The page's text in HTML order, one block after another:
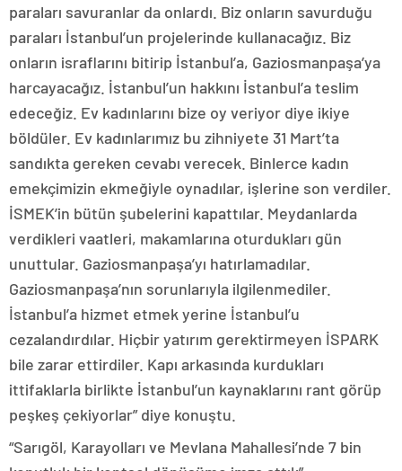
paraları savuranlar da onlardı. Biz onların savurduğu
paraları İstanbul’un projelerinde kullanacağız. Biz
onların israflarını bitirip İstanbul’a, Gaziosmanpaşa’ya
harcayacağız. İstanbul’un hakkını İstanbul’a teslim
edeceğiz. Ev kadınlarını bize oy veriyor diye ikiye
böldüler. Ev kadınlarımız bu zihniyete 31 Mart’ta
sandıkta gereken cevabı verecek. Binlerce kadın
emekçimizin ekmeğiyle oynadılar, işlerine son verdiler.
İSMEK’in bütün şubelerini kapattılar. Meydanlarda
verdikleri vaatleri, makamlarına oturdukları gün
unuttular. Gaziosmanpaşa’yı hatırlamadılar.
Gaziosmanpaşa’nın sorunlarıyla ilgilenmediler.
İstanbul’a hizmet etmek yerine İstanbul’u
cezalandırdılar. Hiçbir yatırım gerektirmeyen İSPARK
bile zarar ettirdiler. Kapı arkasında kurdukları
ittifaklarla birlikte İstanbul’un kaynaklarını rant görüp
peşkeş çekiyorlar” diye konuştu.
“Sarıgöl, Karayolları ve Mevlana Mahallesi’nde 7 bin